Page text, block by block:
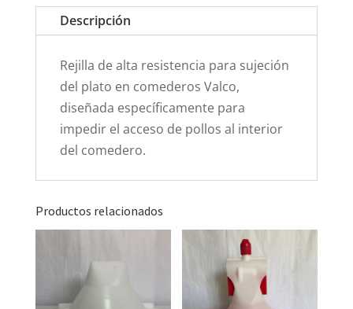
Descripción
Rejilla de alta resistencia para sujeción
del plato en comederos Valco,
diseñada específicamente para
impedir el acceso de pollos al interior
del comedero.
Productos relacionados